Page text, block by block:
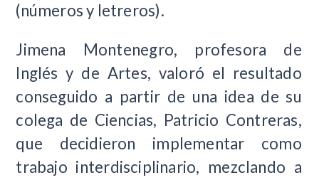
(números y letreros).
Jimena Montenegro, profesora de
Inglés y de Artes, valoró el resultado
conseguido a partir de una idea de su
colega de Ciencias, Patricio Contreras,
que decidieron implementar como
trabajo interdisciplinario, mezclando a